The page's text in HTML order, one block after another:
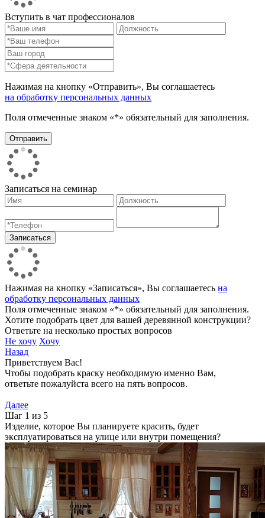
Вступить в чат профессионалов
Нажимая на кнопку «Отправить», Вы соглашаетесь
на обработку персональных данных
Поля отмеченные знаком «*» обязательный для заполнения.
Записаться на семинар
Нажимая на кнопку «Записаться», Вы соглашаетесь на
обработку персональных данных
Поля отмеченные знаком «*» обязательный для заполнения.
Хотите подобрать цвет для вашей деревянной конструкции?
Ответьте на несколько простых вопросов
Не хочу Хочу
Назад
Приветствуем Вас!
Чтобы подобрать краску необходимую именно Вам,
ответьте пожалуйста всего на пять вопросов.
Далее
Шаг 1 из 5
Изделие, которое Вы планируете красить, будет
эксплуатироваться на улице или внутри помещения?